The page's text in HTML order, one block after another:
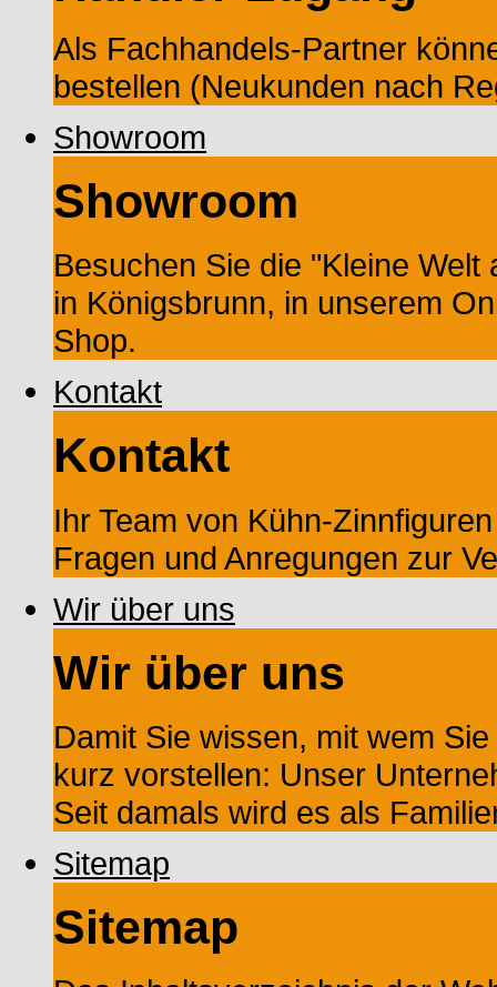
Als Fachhandels-Partner
bestellen (Neukunden nach
Showroom
Showroom
Besuchen Sie die "Kleine
in Königsbrunn, in unserem
Shop.
Kontakt
Kontakt
Ihr Team von Kühn-
Fragen und Anregungen zur
Wir über uns
Wir über uns
Damit Sie wissen, mit wem
kurz vorstellen: Unser
Seit damals wird es als
Sitemap
Sitemap